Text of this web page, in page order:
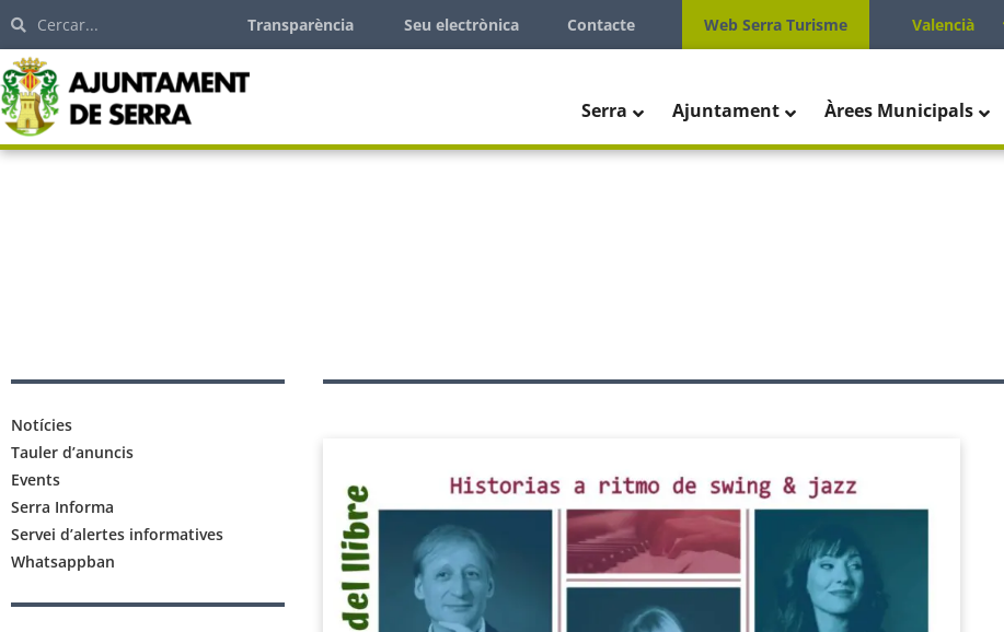
Transparència Seu electrònica Contacte Web Serra Turisme Valencià
Serra Ajuntament Àrees Municipals
Notícies
Tauler d’anuncis
Events
Serra Informa
Servei d’alertes informatives
Whatsappban